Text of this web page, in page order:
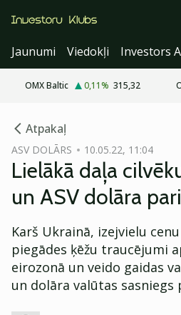
Jaunumi
Viedokļi Investors
OMX Baltic 0,11% 315,32
Atpakaļ
ASV DOLĀRS 10.05.22, 11:04
Lielākā daļa
un ASV dolāra
Karš Ukrainā, izejvielu
piegādes ķēžu traucējumi
eirozonā un veido gaidas
un dolāra valūtas sasniegs